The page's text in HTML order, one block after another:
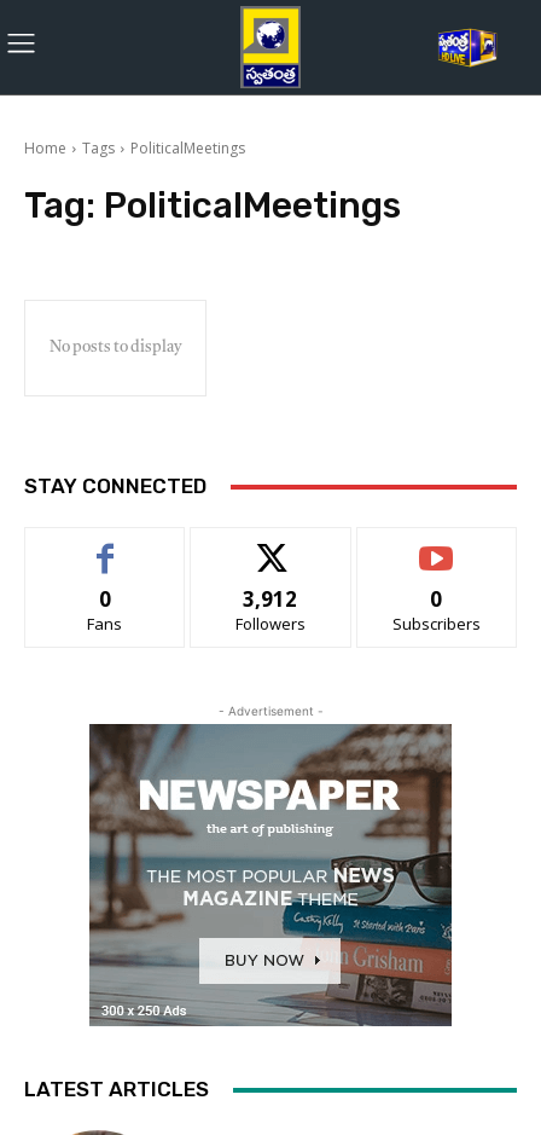
Home Tags PoliticalMeetings
Tag: PoliticalMeetings
No posts to display
STAY CONNECTED
0
Fans
3,912
Followers
0
Subscribers
- Advertisement -
LATEST ARTICLES